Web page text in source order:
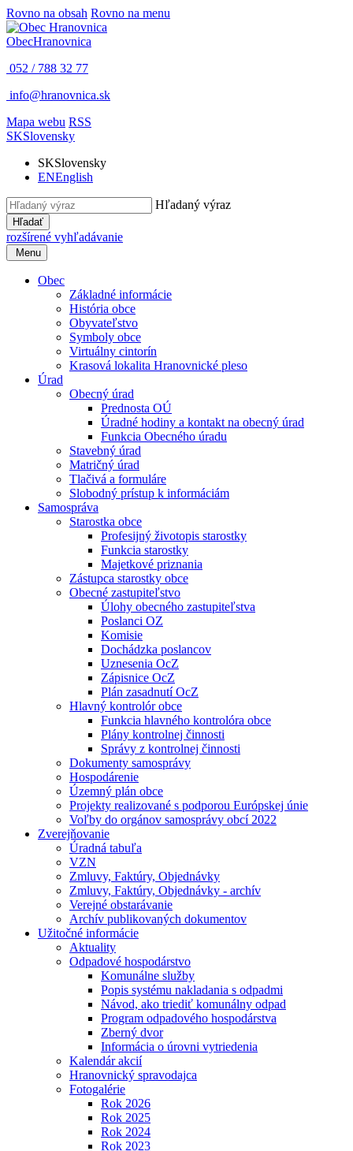
Rovno na obsah Rovno na menu
ObecHranovnica
052 / 788 32 77
info@hranovnica.sk
Mapa webu RSS
SKSlovensky
SKSlovensky
ENEnglish
Hľadaný výraz
Hľadať
rozšírené vyhľadávanie
Menu
Obec
Základné informácie
História obce
Obyvateľstvo
Symboly obce
Virtuálny cintorín
Krasová lokalita Hranovnické pleso
Úrad
Obecný úrad
Prednosta OÚ
Úradné hodiny a kontakt na obecný úrad
Funkcia Obecného úradu
Stavebný úrad
Matričný úrad
Tlačivá a formuláre
Slobodný prístup k informáciám
Samospráva
Starostka obce
Profesijný životopis starostky
Funkcia starostky
Majetkové priznania
Zástupca starostky obce
Obecné zastupiteľstvo
Úlohy obecného zastupiteľstva
Poslanci OZ
Komisie
Dochádzka poslancov
Uznesenia OcZ
Zápisnice OcZ
Plán zasadnutí OcZ
Hlavný kontrolór obce
Funkcia hlavného kontrolóra obce
Plány kontrolnej činnosti
Správy z kontrolnej činnosti
Dokumenty samosprávy
Hospodárenie
Územný plán obce
Projekty realizované s podporou Európskej únie
Voľby do orgánov samosprávy obcí 2022
Zverejňovanie
Úradná tabuľa
VZN
Zmluvy, Faktúry, Objednávky
Zmluvy, Faktúry, Objednávky - archív
Verejné obstarávanie
Archív publikovaných dokumentov
Užitočné informácie
Aktuality
Odpadové hospodárstvo
Komunálne služby
Popis systému nakladania s odpadmi
Návod, ako triediť komunálny odpad
Program odpadového hospodárstva
Zberný dvor
Informácia o úrovni vytriedenia
Kalendár akcií
Hranovnický spravodajca
Fotogalérie
Rok 2026
Rok 2025
Rok 2024
Rok 2023